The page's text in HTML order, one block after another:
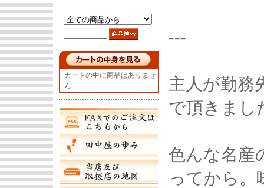
カートの中に商品はありませ
ん
---
主人が勤務
で頂きまし
色んな名産
ってから。